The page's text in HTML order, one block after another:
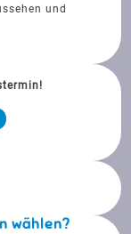
und
wählen?